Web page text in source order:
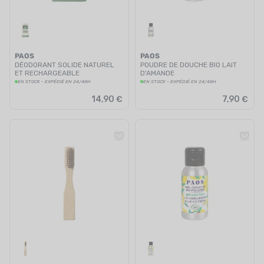
PAOS
DÉODORANT SOLIDE NATUREL
ET RECHARGEABLE
EN STOCK - EXPÉDIÉ EN 24/48H
14,90 €
PAOS
POUDRE DE DOUCHE BIO LAIT
D'AMANDE
EN STOCK - EXPÉDIÉ EN 24/48H
7,90 €